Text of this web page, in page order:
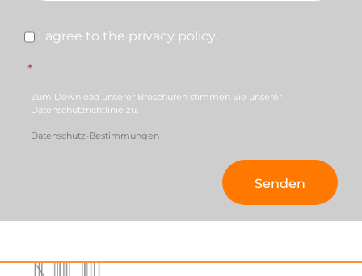
I agree to the privacy policy.
*
Zum Download unserer Broschüren stimmen Sie unserer
Datenschutzrichtlinie zu.
Datenschutz-Bestimmungen